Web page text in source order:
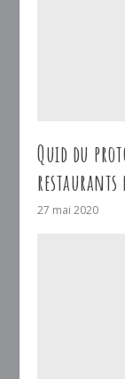
Quid du
restaurants
27 mai 2020